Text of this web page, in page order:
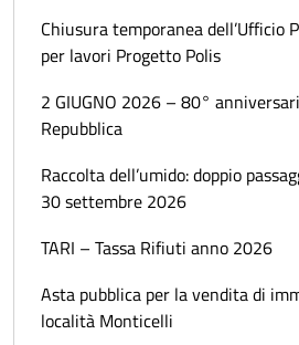
Chiusura temporanea dell’Ufficio
per lavori Progetto Polis
2 GIUGNO 2026 – 80°
Repubblica
Raccolta dell’umido: doppio
30 settembre 2026
TARI – Tassa Rifiuti anno 2026
Asta pubblica per la vendita di
località Monticelli